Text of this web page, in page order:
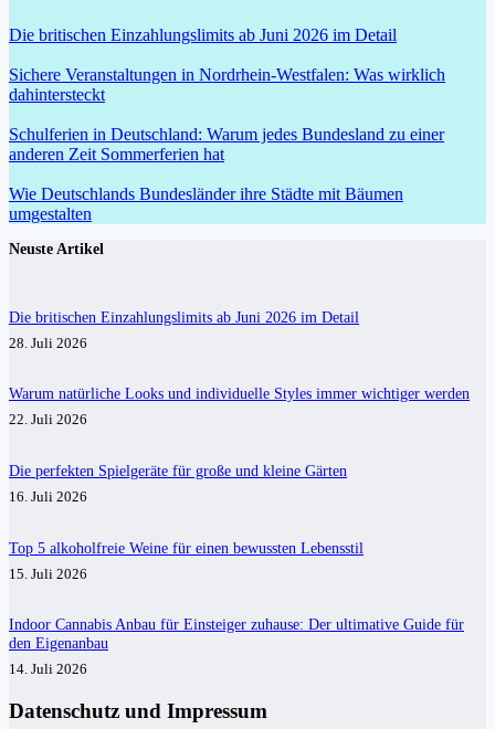
Die britischen Einzahlungslimits ab Juni 2026 im Detail
Sichere Veranstaltungen in Nordrhein-Westfalen: Was wirklich
dahintersteckt
Schulferien in Deutschland: Warum jedes Bundesland zu einer
anderen Zeit Sommerferien hat
Wie Deutschlands Bundesländer ihre Städte mit Bäumen
umgestalten
Neuste Artikel
Die britischen Einzahlungslimits ab Juni 2026 im Detail
28. Juli 2026
Warum natürliche Looks und individuelle Styles immer wichtiger werden
22. Juli 2026
Die perfekten Spielgeräte für große und kleine Gärten
16. Juli 2026
Top 5 alkoholfreie Weine für einen bewussten Lebensstil
15. Juli 2026
Indoor Cannabis Anbau für Einsteiger zuhause: Der ultimative Guide für
den Eigenanbau
14. Juli 2026
Datenschutz und Impressum